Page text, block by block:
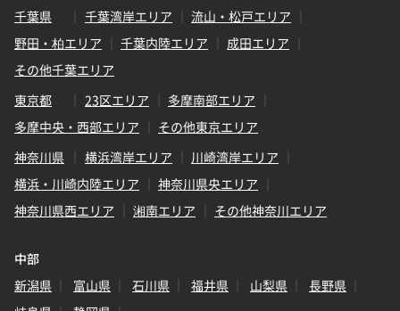
千葉県
千葉湾岸エリア
流山・松戸エリア
野田・柏エリア
千葉内陸エリア
成田エリア
その他千葉エリア
東京都
23区エリア
多摩南部エリア
多摩中央・西部エリア
その他東京エリア
神奈川県
横浜湾岸エリア
川崎湾岸エリア
横浜・川崎内陸エリア
神奈川県央エリア
神奈川県西エリア
湘南エリア その他神奈川エリア
中部
新潟県
富山県 石川県 福井県 山梨県
長野県